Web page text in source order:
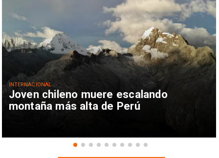
Joven chileno muere escalando
montaña más alta de Perú
INTERNACIONAL